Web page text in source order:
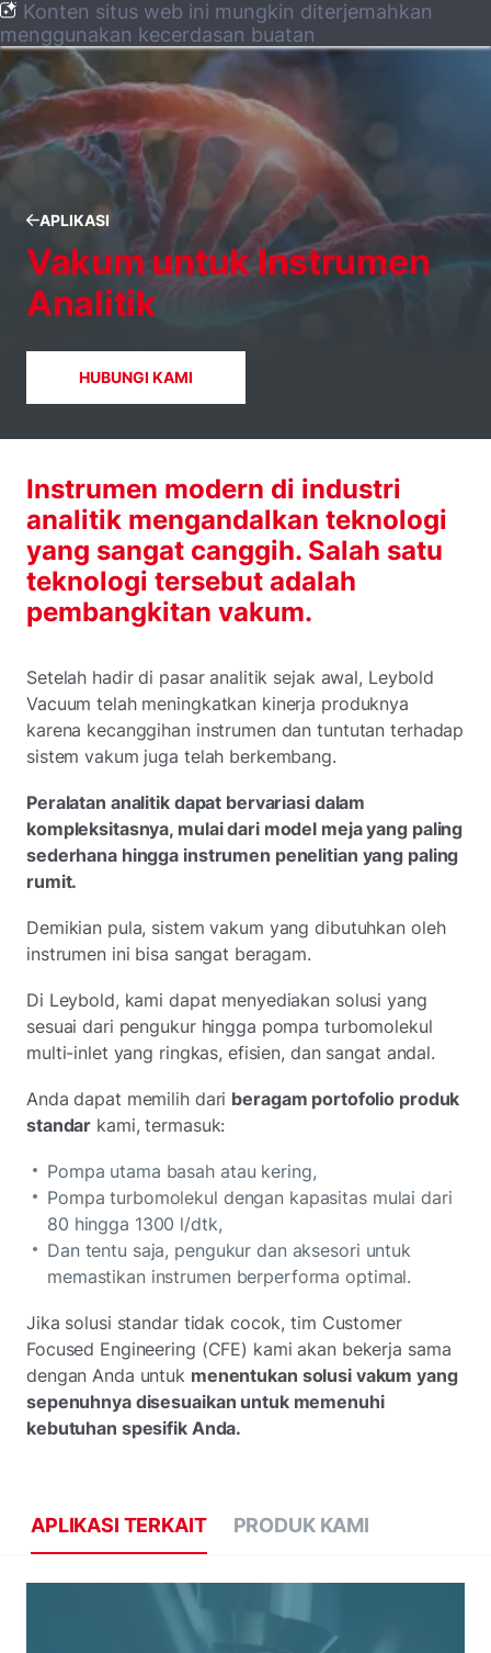
Konten situs web ini mungkin diterjemahkan
menggunakan kecerdasan buatan
APLIKASI
Vakum untuk Instrumen
Analitik
HUBUNGI KAMI
Instrumen modern di industri
analitik mengandalkan teknologi
yang sangat canggih. Salah satu
teknologi tersebut adalah
pembangkitan vakum.
Setelah hadir di pasar analitik sejak awal, Leybold
Vacuum telah meningkatkan kinerja produknya
karena kecanggihan instrumen dan tuntutan terhadap
sistem vakum juga telah berkembang.
Peralatan analitik dapat bervariasi dalam
kompleksitasnya, mulai dari model meja yang paling
sederhana hingga instrumen penelitian yang paling
rumit.
Demikian pula, sistem vakum yang dibutuhkan oleh
instrumen ini bisa sangat beragam.
Di Leybold, kami dapat menyediakan solusi yang
sesuai dari pengukur hingga pompa turbomolekul
multi-inlet yang ringkas, efisien, dan sangat andal.
Anda dapat memilih dari beragam portofolio produk
standar kami, termasuk:
Pompa utama basah atau kering,
Pompa turbomolekul dengan kapasitas mulai dari
80 hingga 1300 l/dtk,
Dan tentu saja, pengukur dan aksesori untuk
memastikan instrumen berperforma optimal.
Jika solusi standar tidak cocok, tim Customer
Focused Engineering (CFE) kami akan bekerja sama
dengan Anda untuk menentukan solusi vakum yang
sepenuhnya disesuaikan untuk memenuhi
kebutuhan spesifik Anda.
APLIKASI TERKAIT PRODUK KAMI